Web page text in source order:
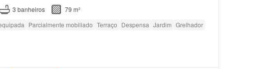
3 banheiros
79 m²
Parcialmente mobiliado Terraço Despensa Jardim Grelhador